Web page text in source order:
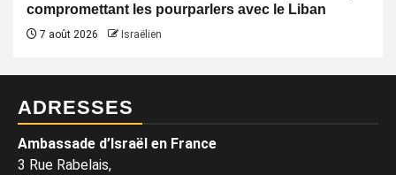
compromettant les pourparlers avec le Liban
7 août 2026 Israëlien
ADRESSES
Ambassade d’Israël en France
3 Rue Rabelais,